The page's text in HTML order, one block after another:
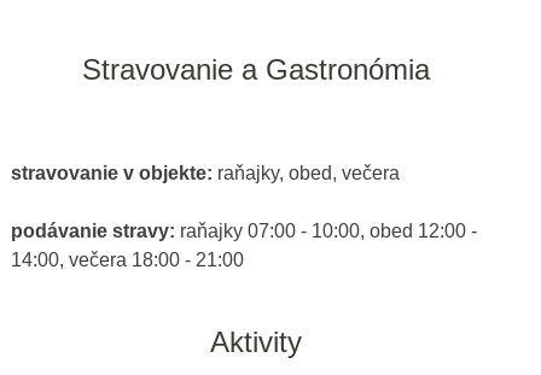
Stravovanie a Gastronómia
stravovanie v objekte: raňajky, obed, večera
podávanie stravy: raňajky 07:00 - 10:00, obed 12:00 -
14:00, večera 18:00 - 21:00
Aktivity